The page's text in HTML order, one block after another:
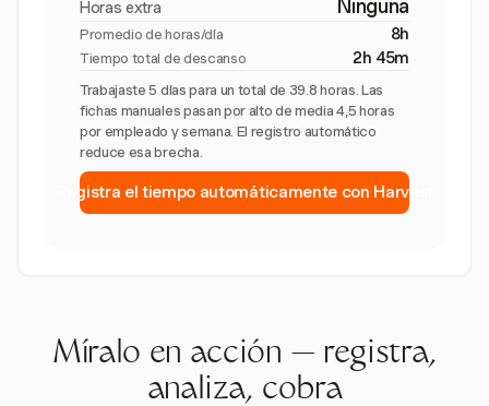
Horas extra Ninguna
Promedio de horas/día 8h
Tiempo total de descanso 2h 45m
Trabajaste 5 días para un total de 39.8 horas. Las
fichas manuales pasan por alto de media 4,5 horas
por empleado y semana. El registro automático
reduce esa brecha.
Registra el tiempo automáticamente con Harvest
Míralo en acción — registra,
analiza, cobra